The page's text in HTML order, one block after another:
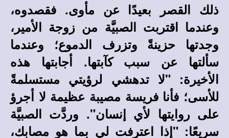
ذلك القصر بعيدًا عن مأوى. فقصدوه،
وعندما اقتربت الصبيَّة من زوجة الأمير،
وجدتها حزينةً وتزرف الدموع؛ وعندما
سألتها عن سبب كآبتها. أجابتها هذه
الأخيرة: "لا تدهشي لرؤيتي مستسلمةً
للأسى؛ فأنا فريسة مصيبة عظيمة لا أجرؤ
على روايتها لأي إنسان". وردَّت الصبيَّة
سريعًا: "إذا اعترفت لي بما هو مصابك،